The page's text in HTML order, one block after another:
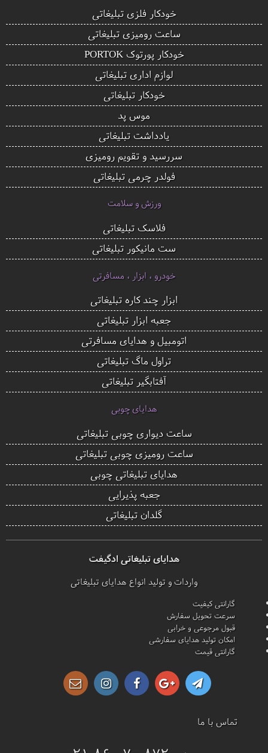
خودکار فلزی تبلیغاتی
ساعت رومیزی تبلیغاتی
خودکار پورتوک PORTOK
لوازم اداری تبلیغاتی
خودکار تبلیغاتی
موس پد
یادداشت تبلیغاتی
سررسید و تقویم رومیزی
فولدر چرمی تبلیغاتی
ورزش و سلامت
فلاسک تبلیغاتی
ست مانیکور تبلیغاتی
خودرو ، ابزار ، مسافرتی
ابزار چند کاره تبلیغاتی
جعبه ابزار تبلیغاتی
اتومبیل و هدایای مسافرتی
تراول ماگ تبلیغاتی
آفتابگیر تبلیغاتی
هدایای چوبی
ساعت دیواری چوبی تبلیغاتی
ساعت رومیزی چوبی تبلیغاتی
هدایای تبلیغاتی چوبی
جعبه پذیرایی
گلدان تبلیغاتی
هدایای تبلیغاتی ادگیفت
واردات و تولید انواع هدایای تبلیغاتی
گارانتی کیفیت
سرعت تحویل سفارش
قبول مرجوعی و خرابی
امکان تولید هدایای سفارشی
گارانتی قیمت
تماس با ما